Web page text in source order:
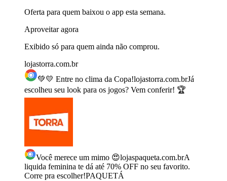
Oferta para quem baixou o app esta semana.
Aproveitar agora
Exibido só para quem ainda não comprou.
lojastorra.com.br
💚💛 Entre no clima da Copa!lojastorra.com.brJá
escolheu seu look para os jogos? Vem conferir! 🏆
Você merece um mimo 😍lojaspaqueta.com.brA
liquida feminina te dá até 70% OFF no seu favorito.
Corre pra escolher!PAQUETÁ